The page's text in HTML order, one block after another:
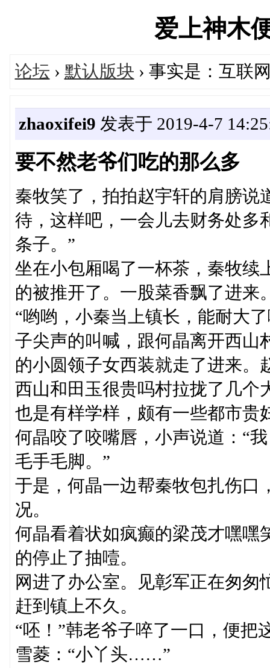
爱上神木
论坛 › 默认版块 › 事实是：互联
zhaoxifei9 发表于 2019-4-7
要不然老爷们吃的那么多
秦牧笑了，拍拍赵宇轩的肩膀说
待，这样吧，一会儿去财务处多
条子。”
坐在小包厢喝了一杯茶，秦牧续
的被推开了。一股菜香飘了进来
“哟哟，小秦当上镇长，能耐大
子尖声的叫喊，跟何晶离开西山
的小圆领子女西装就走了进来。
西山和田玉很贵吗村拉拢了几个
也是有样学样，颇有一些都市贵
何晶咬了咬嘴唇，小声说道：“
毛手毛脚。”
于是，何晶一边帮秦牧包扎伤口
况。
何晶看着状如疯癫的梁茂才嘿嘿
的停止了抽噎。
网进了办公室。见彰军正在匆
赶到镇上不久。
“呸！”韩老爷子啐了一口，便把
雪菱：“小丫头……”